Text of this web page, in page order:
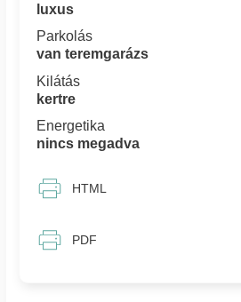
luxus
Parkolás
van teremgarázs
Kilátás
kertre
Energetika
nincs megadva
HTML
PDF